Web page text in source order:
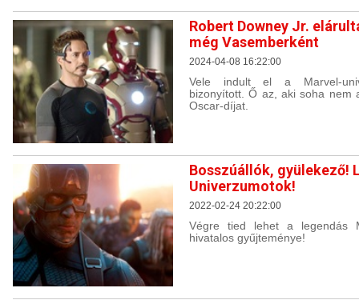
Robert Downey Jr.
még Vasemberként
2024-04-08 16:22:00
Vele indult el a Marvel-
bizonyított. Ő az, aki soha nem
Oscar-díjat.
Bosszúállók, gyülekező!
Univerzumotok!
2022-02-24 20:22:00
Végre tied lehet a legendás
hivatalos gyűjteménye!